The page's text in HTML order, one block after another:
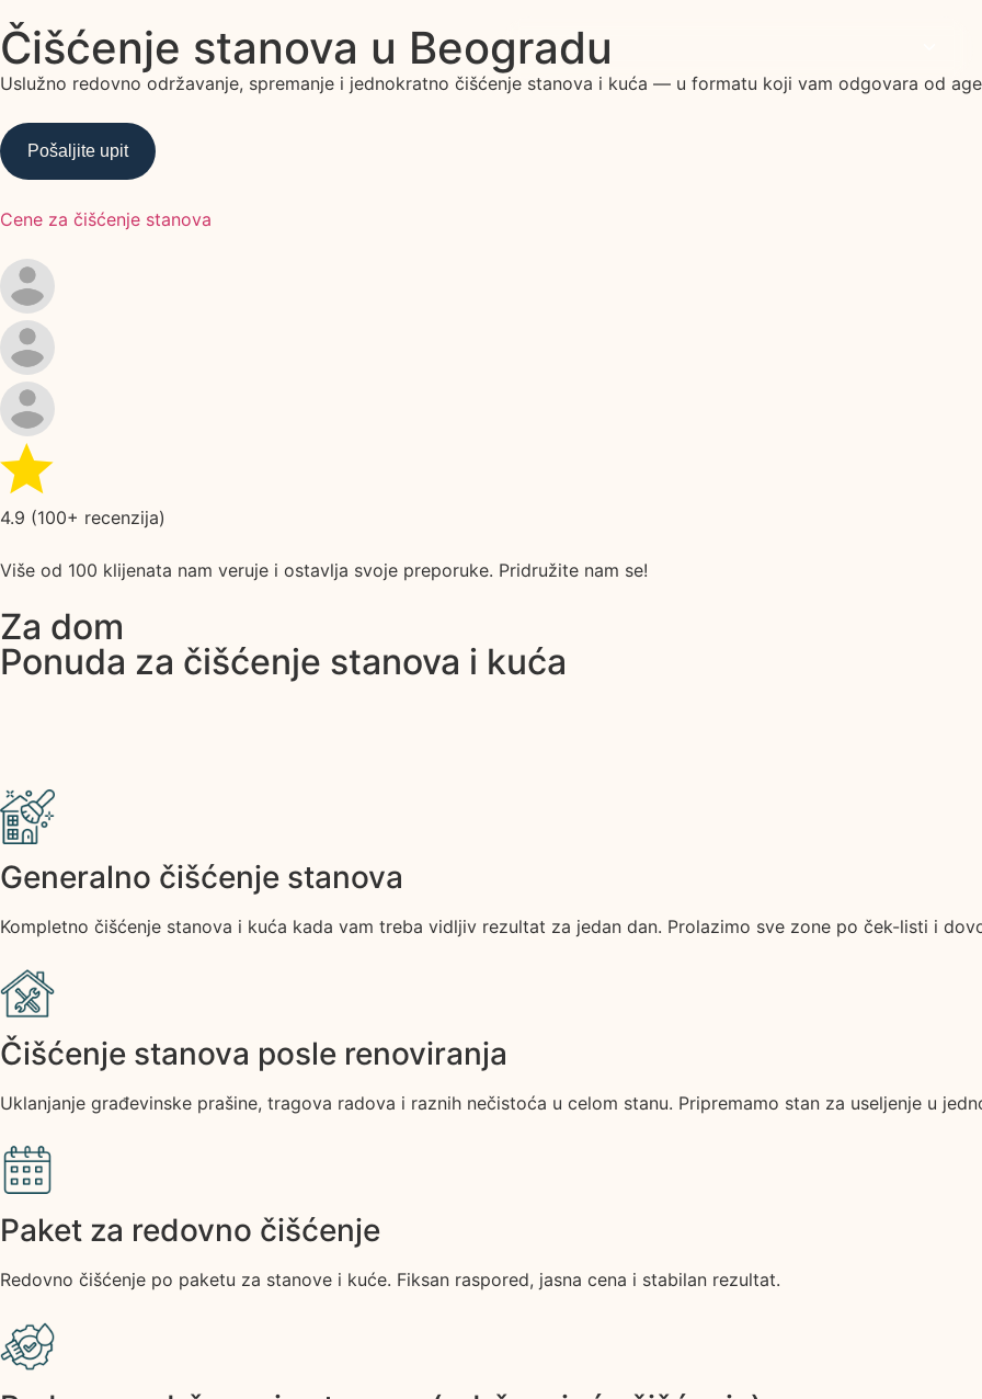
Čišćenje stanova u Beogradu
Uslužno redovno održavanje, spremanje i jednokratno čišćenje stanova i kuća — u formatu koji vam odgovara od
Pošaljite upit
Cene za čišćenje stanova
4.9 (100+ recenzija)
Više od 100 klijenata nam veruje i ostavlja svoje preporuke. Pridružite nam se!
Za dom
Ponuda za čišćenje stanova i kuća
Generalno čišćenje stanova
Kompletnо čišćenje stanova i kuća kada vam treba vidljiv rezultat za jedan dan. Prolazimo sve zone po ček-listi i
Čišćenje stanova posle renoviranja
Uklanjanje građevinske prašine, tragova radova i raznih nečistoća u celom stanu. Pripremamo stan za useljenje u
Paket za redovno čišćenje
Redovno čišćenje po paketu za stanove i kuće. Fiksan raspored, jasna cena i stabilan rezultat.